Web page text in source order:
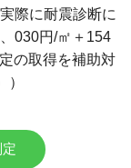
際に耐震診断に
030円/㎡＋154
の取得を補助対